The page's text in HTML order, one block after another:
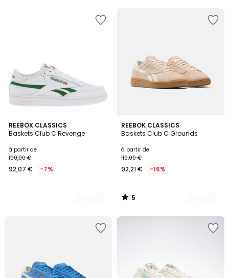
REEBOK CLASSICS
Baskets Club C Revenge
à partir de
100,00 €
92,07 € -7%
2
Couleurs
REEBOK CLASSICS
Baskets Club C Grounds
à partir de
110,00 €
92,21 € -16%
5
/
2
Couleurs
5
/